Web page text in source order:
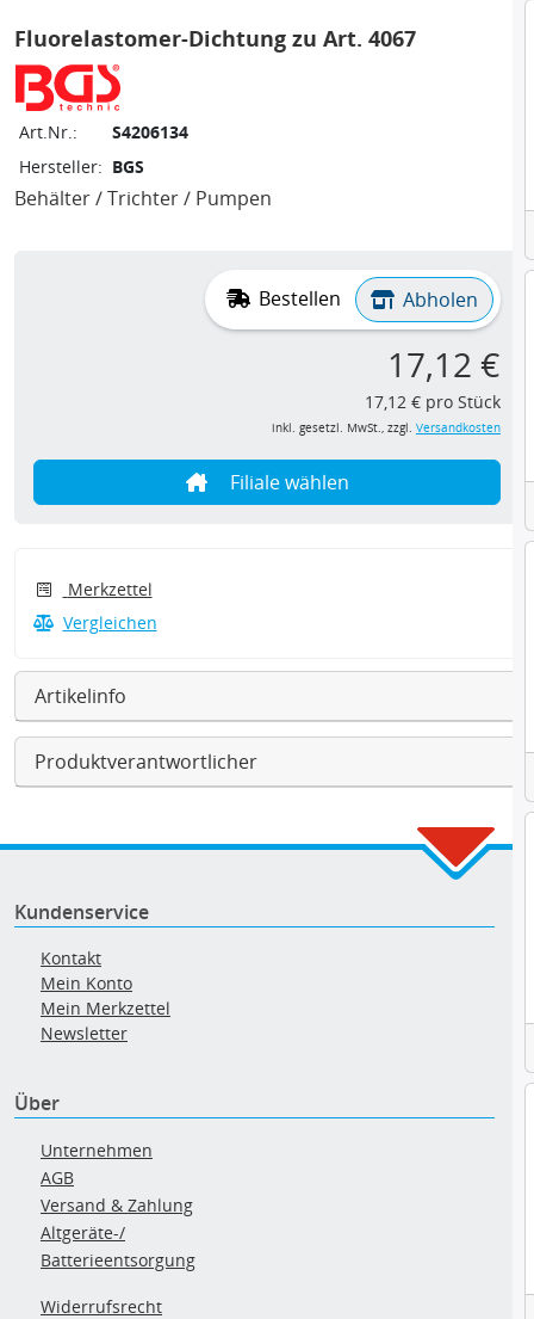
Fluorelastomer-Dichtung zu Art. 4067
Art.Nr.:
S4206134
Hersteller: BGS
Behälter / Trichter / Pumpen
Bestellen Abholen
17,12 €
17,12 € pro Stück
inkl. gesetzl. MwSt., zzgl. Versandkosten
Filiale wählen
Merkzettel
Vergleichen
Artikelinfo
Produktverantwortlicher
Kundenservice
Kontakt
Mein Konto
Mein Merkzettel
Newsletter
Über
Unternehmen
AGB
Versand & Zahlung
Altgeräte-/
Batterieentsorgung
Widerrufsrecht